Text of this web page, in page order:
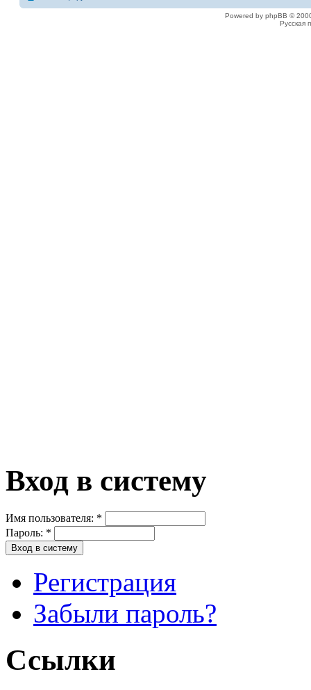
Вход в систему
Имя пользователя: *
Пароль: *
Регистрация
Забыли пароль?
Ссылки